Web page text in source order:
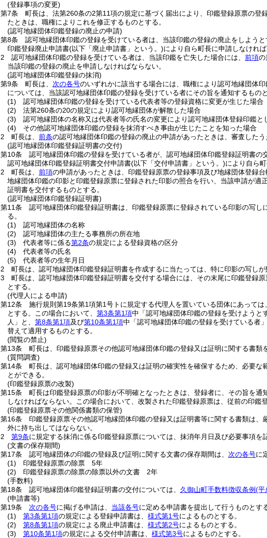
(登録事項の変更)
第7条
町長は、法第260条の2第11項の規定に基づく届出により、印鑑登録原票の登
たときは、職権によりこれを修正するものとする。
(認可地縁団体印鑑登録の廃止の申請)
第8条
認可地縁団体印鑑の登録を受けている者は、当該印鑑の登録の廃止をしよう
印鑑登録廃止申請書(以下「廃止申請書」という。)により自ら町長に申請しなければ
2
認可地縁団体印鑑の登録を受けている者は、当該印鑑を亡失した場合には、 前項の
当該印鑑の登録の廃止を申請しなければならない。
(認可地縁団体印鑑登録の抹消)
第9条
町長は、 次の各号のいずれかに該当する場合には、職権により認可地縁団体印
については、当該認可地縁団体印鑑の登録を受けている者にその旨を通知するものと
(1)
認可地縁団体印鑑の登録を受けている代表者等の登録資格に変更が生じた場合
(2)
法第260条の20の規定により認可地縁団体が解散した場合
(3)
認可地縁団体の名称又は代表者等の氏名の変更により認可地縁団体登録印鑑と
(4)
その他認可地縁団体印鑑の登録を抹消すべき事由が生じたことを知った場合
2
町長は、 前条の認可地縁団体印鑑の登録の廃止の申請があったときは、審査した
(認可地縁団体印鑑登録証明書の交付)
第10条
認可地縁団体印鑑の登録を受けている者が、認可地縁団体印鑑登録証明書
認可地縁団体印鑑登録証明書交付申請書(以下「交付申請書」という。)により自ら
2
町長は、 前項の申請があったときは、印鑑登録原票の登録事項及び地縁団体登録
地縁団体印鑑の印影と印鑑登録原票に登録された印影の照合を行い、当該申請が
証明書を交付するものとする。
(認可地縁団体印鑑登録証明書)
第11条
認可地縁団体印鑑登録証明書は、印鑑登録原票に登録されている印影の写
る。
(1)
認可地縁団体の名称
(2)
認可地縁団体の主たる事務所の所在地
(3)
代表者等に係る第2条の規定による登録資格の区分
(4)
代表者等の氏名
(5)
代表者等の生年月日
2
町長は、認可地縁団体印鑑登録証明書を作成するに当たっては、特に印影の写し
3
町長は、認可地縁団体印鑑登録証明書を交付する場合には、その末尾に印鑑登録
とする。
(代理人による申請)
第12条
施行規則第19条第1項第1号トに規定する代理人を置いている団体にあって
とする。
この場合において、 第3条第1項中「認可地縁団体印鑑の登録を受けようと
人」と、 第8条第1項及び第10条第1項中「認可地縁団体印鑑の登録を受けている者
替えて適用するものとする。
(閲覧の禁止)
第13条
町長は、印鑑登録原票その他認可地縁団体印鑑の登録又は証明に関する書類
(質問調査)
第14条
町長は、認可地縁団体印鑑の登録又は証明の確実性を確保するため、必要
とができる。
(印鑑登録原票の改製)
第15条
町長は印鑑登録原票の印影が不明確となったときは、登録者に、その旨を
しなければならない。
この場合において、改製された印鑑登録原票は、従前の印鑑
(印鑑登録原票その他関係書類の保管)
第16条
印鑑登録原票その他認可地縁団体印鑑の登録又は証明書等に関する書類は
外に持ち出してはならない。
2
第9条に規定する抹消に係る印鑑登録原票については、抹消年月日及び必要事項を
(文書の保存期間)
第17条
認可地縁団体の印鑑の登録及び証明に関する文書の保存期間は、 次の各号に
(1)
印鑑登録原票の除票 5年
(2)
印鑑登録原票の除票の除票以外の文書 2年
(手数料)
第18条
認可地縁団体印鑑登録証明書の交付については、 久御山町手数料徴収条例(平
(申請書等)
第19条
次の各号に掲げる申請は、 当該各号に定める申請書を提出して行うものとする
(1)
第3条第1項の規定による登録申請書は、 様式第1号によるものとする。
(2)
第8条第1項の規定による廃止申請書は、 様式第2号によるものとする。
(3)
第10条第1項の規定による交付申請書は、 様式第3号によるものとする。